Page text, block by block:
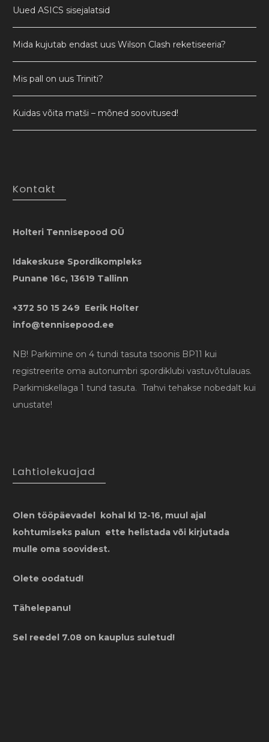
Uued ASICS sisejalatsid
Mida kujutab endast uus Wilson Clash reketiseeria?
Mis pall on uus Triniti?
Kuidas võita matši – mõned soovitused!
Kontakt
Holteri Tennisepood OÜ
Idakeskuse Spordikompleks
Punane 16c, 13619 Tallinn
+372 50 15 249 Eerik Holter
info@tennisepood.ee
NB! Parkimine on 4 tundi tasuta tsoonis BP11 kui
registreerite oma autonumbri spordiklubi vastuvõtulauas.
Parkimiskellaga 1 tund tasuta. Trahvi tehakse nobedalt kui
unustate!
Lahtiolekuajad
Olen tööpäevadel kohal kl 12-16, muul ajal
kohtumiseks palun ette helistada või kirjutada
mulle oma soovidest.
Olete oodatud!
Tähelepanu!
Sel reedel 7.08 on kauplus suletud!